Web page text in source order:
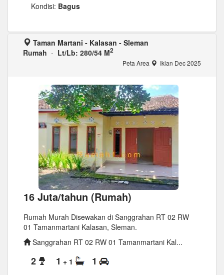
Kondisi: Bagus
Taman Martani - Kalasan - Sleman
Rumah - Lt/Lb: 280/54 M2
Peta Area Iklan Dec 2025
16 Juta/tahun (Rumah)
Rumah Murah Disewakan di Sanggrahan RT 02 RW
01 Tamanmartani Kalasan, Sleman.
Sanggrahan RT 02 RW 01 Tamanmartani Kal...
2 1 + 1 1